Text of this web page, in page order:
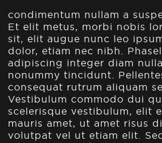
condimentum nullam a
Et elit metus, morbi nobis
sit, elit augue nunc leo
dolor, etiam nec nibh.
adipiscing integer diam
nonummy tincidunt.
consequat rutrum aliquam
Vestibulum commodo dui
scelerisque vestibulum, elit
mauris amet, ut amet risus
volutpat vel ut etiam elit.